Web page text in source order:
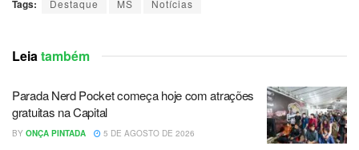
Tags: Destaque MS Notícias
Leia também
Parada Nerd Pocket começa hoje com atrações
gratuitas na Capital
BY ONÇA PINTADA 5 DE AGOSTO DE 2026